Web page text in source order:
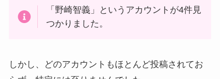
「野崎智義」というアカウントが4件見
つかりました。
しかし、どのアカウントもほとんど投稿されてお